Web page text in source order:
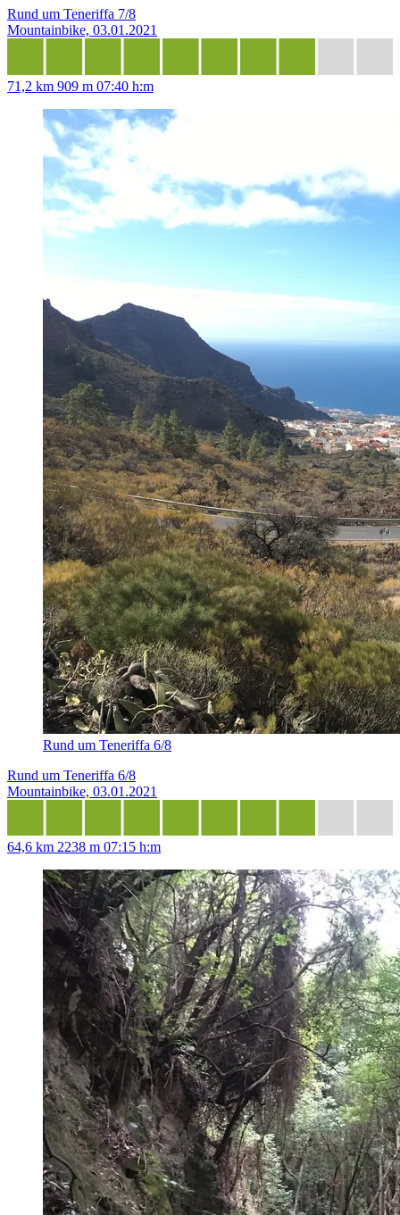
Rund um Teneriffa 7/8
Mountainbike, 03.01.2021
71,2 km 909 m 07:40 h:m
Rund um Teneriffa 6/8
Rund um Teneriffa 6/8
Mountainbike, 03.01.2021
64,6 km 2238 m 07:15 h:m